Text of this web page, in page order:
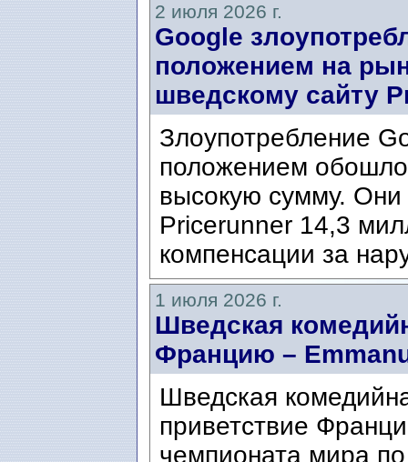
2 июля 2026 г.
Google
положением на
шведскому сайту
Злоупотребление
положением
высокую сумму. Они
Pricerunner 14,3
компенсации за
1 июля 2026 г.
Шведская
Францию ​​–
Шведская
приветствие
чемпионата мира